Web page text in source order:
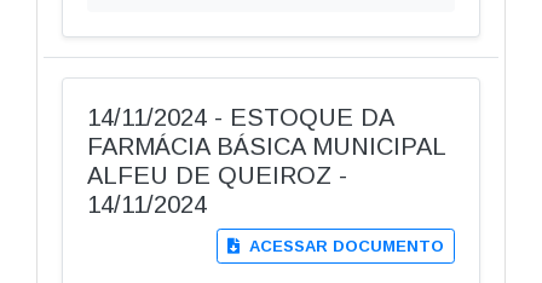
14/11/2024 - ESTOQUE DA
FARMÁCIA BÁSICA MUNICIPAL
ALFEU DE QUEIROZ -
14/11/2024
ACESSAR DOCUMENTO